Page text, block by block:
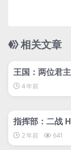
相关文章
王国：两位君
m Two
君主
4 年前
指挥部：二战
ters: World
2 年前 641